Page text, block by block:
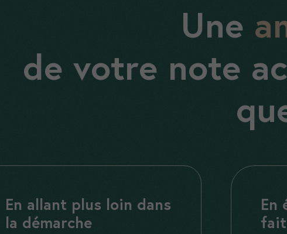
Une
de votre note
En allant plus loin dans
la démarche
En
fait
sont